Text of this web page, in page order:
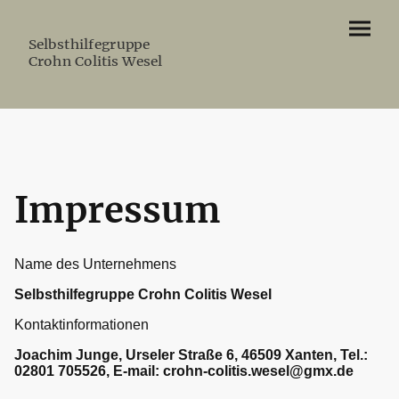
Selbsthilfegruppe
Crohn Colitis Wesel
Impressum
Name des Unternehmens
Selbsthilfegruppe Crohn Colitis Wesel
Kontaktinformationen
Joachim Junge, Urseler Straße 6, 46509 Xanten, Tel.:
02801 705526, E-mail: crohn-colitis.wesel@gmx.de